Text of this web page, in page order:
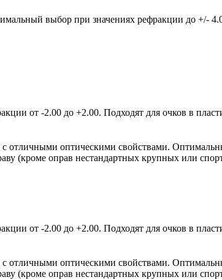
выбор при значениях рефракции до +/-
от -2.00 до +2.00. Подходят для очков в
отличными оптическими свойствами.
(кроме оправ нестандартных крупных или
от -2.00 до +2.00. Подходят для очков в
отличными оптическими свойствами.
(кроме оправ нестандартных крупных или